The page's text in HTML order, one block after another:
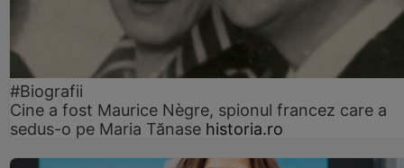
#Biografii
Cine a fost Maurice Nègre, spionul francez care a
sedus-o pe Maria Tănase historia.ro